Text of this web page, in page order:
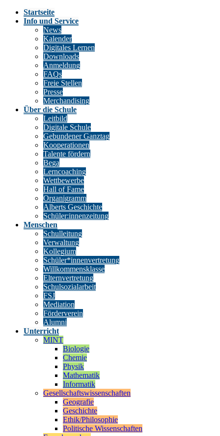
Startseite
Info und Service
News
Kalender
Digitales Lernen
Downloads
Anmeldung
FAQs
Freie Stellen
Presse
Merchandising
Über die Schule
Leitbild
Digitale Schule
Gebundener Ganztag
Kooperationen
Talente fördern
Bega
Lerncoaching
Wettbewerbe
Hall of Fame
Organigramm
Alberts Geschichte
Schüler:innenzeitung
Menschen
Schulleitung
Verwaltung
Kollegium
Schüler*innenvertretung
Willkommensklasse
Elternvertretung
Schulsozialarbeit
FSJ
Mediation
Förderverein
Alumni
Unterricht
MINT
Biologie
Chemie
Physik
Mathematik
Informatik
Gesellschaftswissenschaften
Geografie
Geschichte
Ethik/Philosophie
Politische Wissenschaften